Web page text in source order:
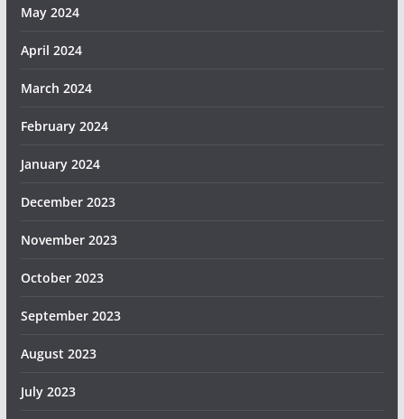
May 2024
April 2024
March 2024
February 2024
January 2024
December 2023
November 2023
October 2023
September 2023
August 2023
July 2023